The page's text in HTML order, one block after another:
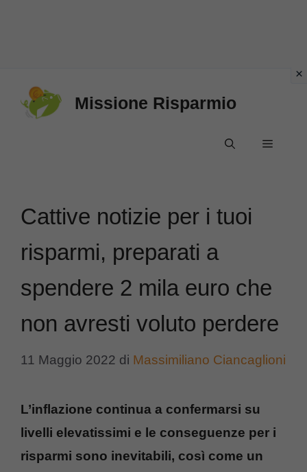
Missione Risparmio
Menu
Cattive notizie per i tuoi
risparmi, preparati a
spendere 2 mila euro che
non avresti voluto perdere
11 Maggio 2022 di Massimiliano Ciancaglioni
L’inflazione continua a confermarsi su
livelli elevatissimi e le conseguenze per i
risparmi sono inevitabili, così come un